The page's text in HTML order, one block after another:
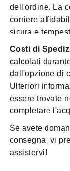
dell'ordine. La
corriere
sicura e
Costi di
calcolati
dall'opzione di
Ulteriori
essere trovate
completare
Se avete
consegna, vi
assistervi!